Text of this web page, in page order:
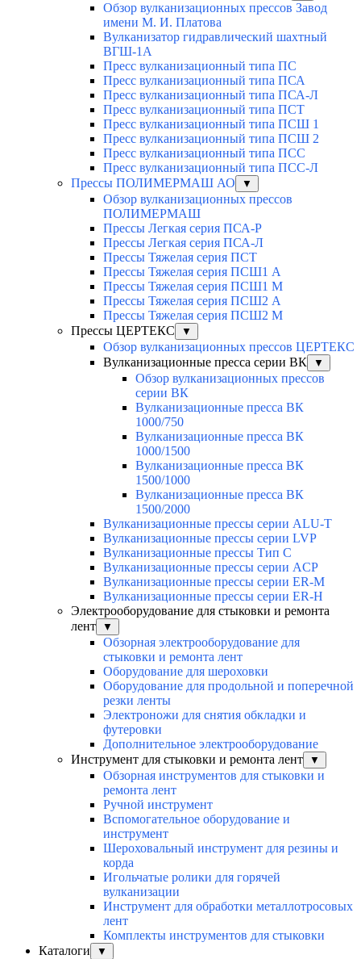
Обзор вулканизационных прессов Завод
имени М. И. Платова
Вулканизатор гидравлический шахтный
ВГШ-1А
Пресс вулканизационный типа ПС
Пресс вулканизационный типа ПСА
Пресс вулканизационный типа ПСА-Л
Пресс вулканизационный типа ПСТ
Пресс вулканизационный типа ПСШ 1
Пресс вулканизационный типа ПСШ 2
Пресс вулканизационный типа ПСС
Пресс вулканизационный типа ПСС-Л
Прессы ПОЛИМЕРМАШ АО
▼
Обзор вулканизационных прессов
ПОЛИМЕРМАШ
Прессы Легкая серия ПСА-Р
Прессы Легкая серия ПСА-Л
Прессы Тяжелая серия ПСТ
Прессы Тяжелая серия ПСШ1 А
Прессы Тяжелая серия ПСШ1 М
Прессы Тяжелая серия ПСШ2 А
Прессы Тяжелая серия ПСШ2 М
Прессы ЦЕРТЕКС
▼
Обзор вулканизационных прессов ЦЕРТЕКС
Вулканизационные пресса серии ВК
▼
Обзор вулканизационных прессов
серии ВК
Вулканизационные пресса ВК
1000/750
Вулканизационные пресса ВК
1000/1500
Вулканизационные пресса ВК
1500/1000
Вулканизационные пресса ВК
1500/2000
Вулканизационные прессы серии ALU-T
Вулканизационные прессы серии LVP
Вулканизационные прессы Тип С
Вулканизационные прессы серии ACP
Вулканизационные прессы серии ER-M
Вулканизационные прессы серии ER-H
Электрооборудование для стыковки и ремонта
лент
▼
Обзорная электрооборудование для
стыковки и ремонта лент
Оборудование для шероховки
Оборудование для продольной и поперечной
резки ленты
Электроножи для снятия обкладки и
футеровки
Дополнительное электрооборудование
Инструмент для стыковки и ремонта лент
▼
Обзорная инструментов для стыковки и
ремонта лент
Ручной инструмент
Вспомогательное оборудование и
инструмент
Шероховальный инструмент для резины и
корда
Игольчатые ролики для горячей
вулканизации
Инструмент для обработки металлотросовых
лент
Комплекты инструментов для стыковки
Каталоги
▼